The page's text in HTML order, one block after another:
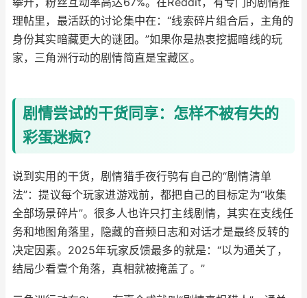
理帖里，最活跃的讨论集中在：“线索碎片组合后，主角的
身份其实暗藏更大的谜团。”如果你是热衷挖掘暗线的玩
家，三角洲行动的剧情简直是宝藏区。
剧情尝试的干货同享：怎样不被有失的
彩蛋迷疯？
说到实用的干货，剧情猎手夜行鸮有自己的“剧情清单
法”：提议每个玩家进游戏前，都把自己的目标定为“收集
全部场景碎片”。很多人也许只打主线剧情，其实在支线任
务和地图角落里，隐藏的音频日志和对话才是最终反转的
决定因素。2025年玩家反馈最多的就是：“以为通关了，
结局少看壹个角落，真相就被掩盖了。”